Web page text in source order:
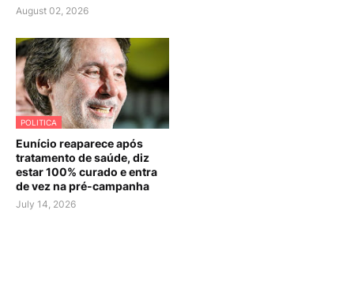
August 02, 2026
POLITICA
Eunício reaparece após
tratamento de saúde, diz
estar 100% curado e entra
de vez na pré-campanha
July 14, 2026